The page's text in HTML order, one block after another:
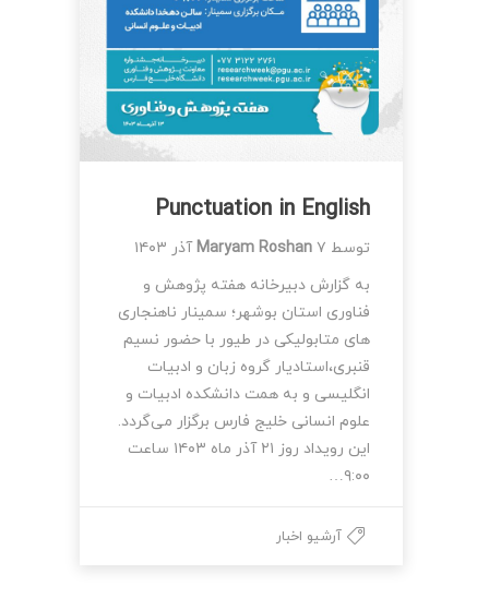
Punctuation in English
توسط Maryam Roshan ۷ آذر ۱۴۰۳
به گزارش دبیرخانه هفته پژوهش و
فناوری استان بوشهر؛ سمینار ناهنجاری
های متابولیکی در طیور با حضور نسیم
قنبری،استادیار گروه زبان و ادبیات
انگلیسی و به همت دانشکده ادبیات و
علوم انسانی خلیج فارس برگزار می‌گردد.
این رویداد روز ۲۱ آذر ماه ۱۴۰۳ ساعت
۹:۰۰…
آرشیو اخبار